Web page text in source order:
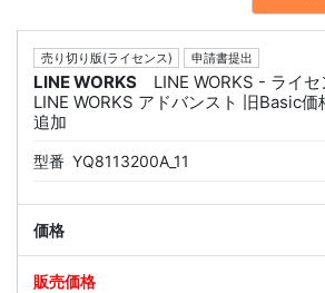
売り切り版(ライセンス) 申請書提出
LINE WORKS
LINE WORKS - ライセ
LINE WORKS アドバンスト 旧Basic価
追加
型番 YQ8113200A_11